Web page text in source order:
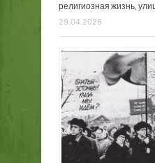
религиозная жизнь,
29.04.2026